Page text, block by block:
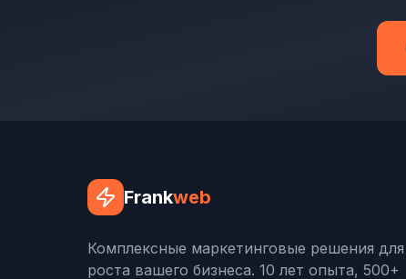
Frankweb
Комплексные маркетинговые решения для
роста вашего бизнеса. 10 лет опыта, 500+